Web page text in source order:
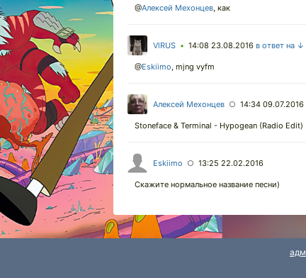
@Алексей Мехонцев, как
VlRUS • 14:08 23.08.2016 в ответ на ↓
@Eskiimo, mjng vyfm
Алексей Мехонцев ○ 14:34 09.07.2016
Stoneface & Terminal - Hypogean (Radio Edit)
Eskiimo ○ 13:25 22.02.2016
Скажите нормальное название песни)